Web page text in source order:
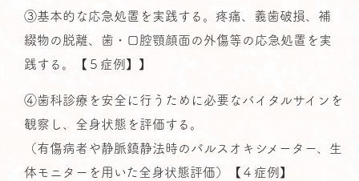
③基本的な応急処置を実践する。疼痛、義歯破損、補
綴物の脱離、歯・口腔顎顔面の外傷等の応急処置を実
践する。【５症例】】
④歯科診療を安全に行うために必要なバイタルサインを
観察し、全身状態を評価する。
（有傷病者や静脈鎮静法時のパルスオキシメーター、生
体モニターを用いた全身状態評価）【４症例】